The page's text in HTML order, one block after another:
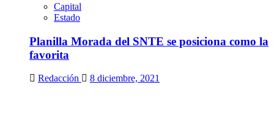
Capital
Estado
Planilla Morada del SNTE se posiciona como la
favorita
Redacción 8 diciembre, 2021